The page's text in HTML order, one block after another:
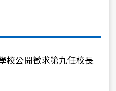
校公開徵求第九任校長